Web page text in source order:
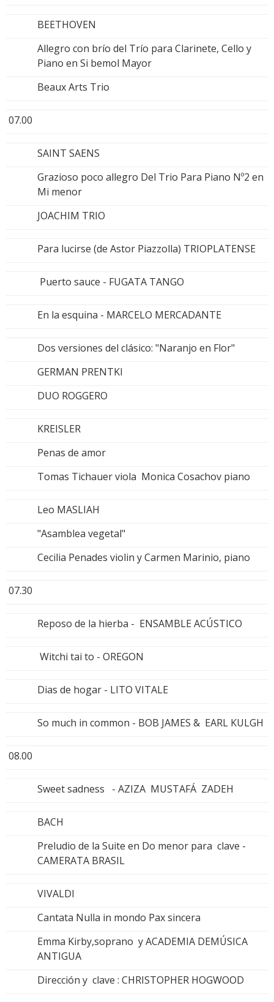
BEETHOVEN
Allegro con brío del Trío para Clarinete, Cello y
Piano en Si bemol Mayor
Beaux Arts Trio
07.00
SAINT SAENS
Grazioso poco allegro Del Trio Para Piano Nº2 en
Mi menor
JOACHIM TRIO
Para lucirse (de Astor Piazzolla) TRIOPLATENSE
Puerto sauce - FUGATA TANGO
En la esquina - MARCELO MERCADANTE
Dos versiones del clásico: "Naranjo en Flor"
GERMAN PRENTKI
DUO ROGGERO
KREISLER
Penas de amor
Tomas Tichauer viola Monica Cosachov piano
Leo MASLIAH
"Asamblea vegetal"
Cecilia Penades violin y Carmen Marinio, piano
07.30
Reposo de la hierba - ENSAMBLE ACÚSTICO
Witchi tai to - OREGON
Dias de hogar - LITO VITALE
So much in common - BOB JAMES & EARL KULGH
08.00
Sweet sadness - AZIZA MUSTAFÁ ZADEH
BACH
Preludio de la Suite en Do menor para clave -
CAMERATA BRASIL
VIVALDI
Cantata Nulla in mondo Pax sincera
Emma Kirby,soprano y ACADEMIA DEMÚSICA
ANTIGUA
Dirección y clave : CHRISTOPHER HOGWOOD